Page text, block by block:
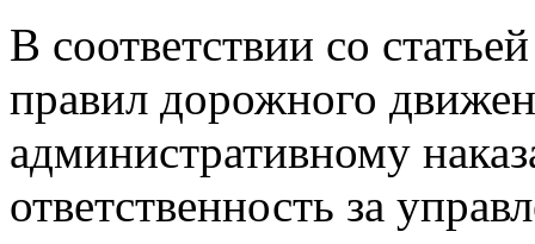
В соответствии со
правил дорожного
административному
ответственность за